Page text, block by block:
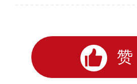
赞